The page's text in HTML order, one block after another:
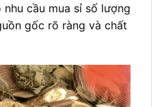
cầu mua sỉ số lượng
gốc rõ ràng và chất